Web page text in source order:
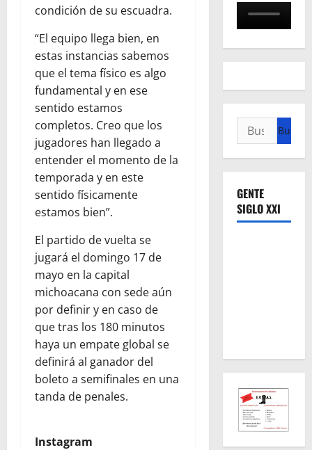
condición de su escuadra.
“El equipo llega bien, en
estas instancias sabemos
que el tema físico es algo
fundamental y en ese
sentido estamos
completos. Creo que los
jugadores han llegado a
entender el momento de la
temporada y en este
sentido físicamente
estamos bien”.
El partido de vuelta se
jugará el domingo 17 de
mayo en la capital
michoacana con sede aún
por definir y en caso de
que tras los 180 minutos
haya un empate global se
definirá al ganador del
boleto a semifinales en una
tanda de penales.
Instagram
Buscar:
GENTE
SIGLO XXI